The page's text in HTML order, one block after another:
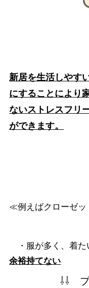
新居を生活しやす
にすることにより
ないストレスフリ
ができます。
≪例えばクローゼ
・服が多く、着た
余裕持てない
⇩⇩ プロの